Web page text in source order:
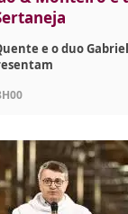
e o duo